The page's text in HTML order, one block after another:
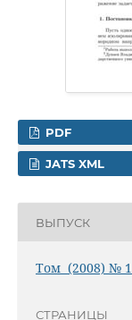
PDF
JATS XML
ВЫПУСК
Том (2008) № 1
СТРАНИЦЫ